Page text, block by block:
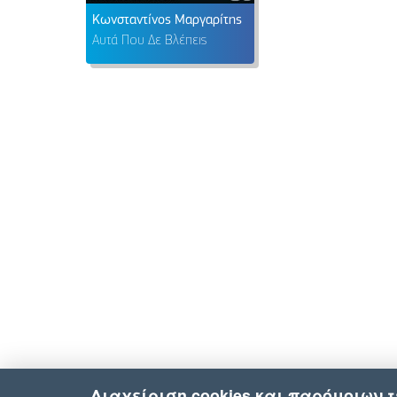
Κωνσταντίνος Μαργαρίτης
Αυτά Που Δε Βλέπεις